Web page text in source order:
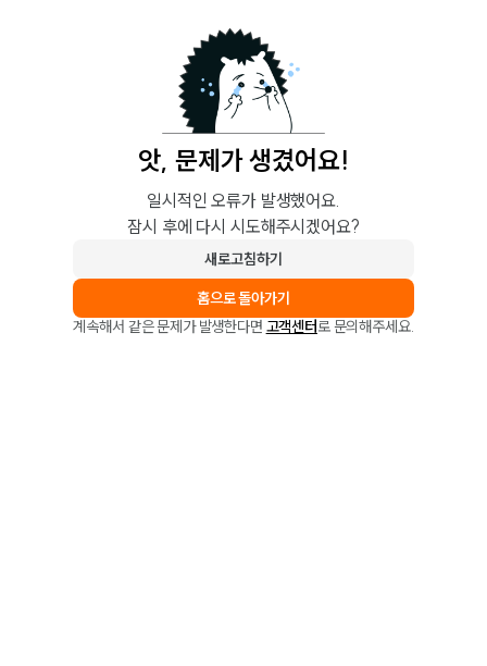
앗, 문제가 생겼어요!
일시적인 오류가 발생했어요.
잠시 후에 다시 시도해주시겠어요?
새로고침하기
홈으로 돌아가기
계속해서 같은 문제가 발생한다면 고객센터로 문의해주세요.